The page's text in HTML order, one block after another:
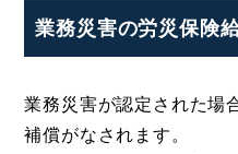
業務災害の労災保険
業務災害が認定された場
補償がなされます。